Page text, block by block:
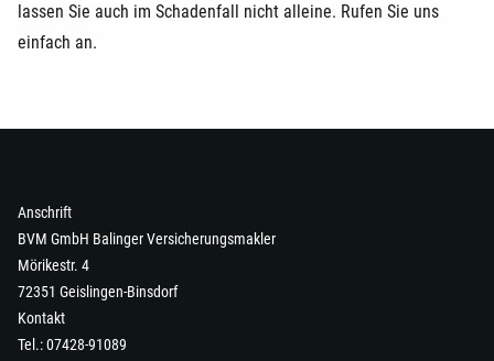
lassen Sie auch im Schadenfall nicht alleine. Rufen Sie uns
einfach an.
Anschrift
BVM GmbH Balinger Versicherungsmakler
Mörikestr. 4
72351 Geislingen-Binsdorf
Kontakt
Tel.: 07428-91089